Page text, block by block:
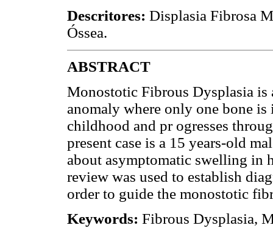
Descritores: Displasia Fibrosa
Óssea.
ABSTRACT
Monostotic Fibrous Dysplasia is
anomaly where only one bone
childhood and pr ogresses
present case is a 15 years-old
about asymptomatic swelling in
review was used to establish
order to guide the monostotic
Keywords: Fibrous Dysplasia,